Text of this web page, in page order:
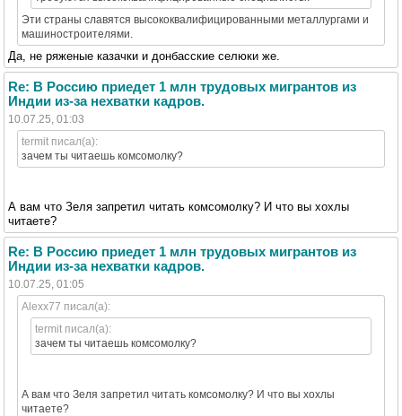
Эти страны славятся высококвалифицированными металлургами и
машиностроителями.
Да, не ряженые казачки и донбасские селюки же.
Re: В Россию приедет 1 млн трудовых мигрантов из
Индии из-за нехватки кадров.
10.07.25, 01:03
termit писал(а):
зачем ты читаешь комсомолку?
А вам что Зеля запретил читать комсомолку? И что вы хохлы
читаете?
Re: В Россию приедет 1 млн трудовых мигрантов из
Индии из-за нехватки кадров.
10.07.25, 01:05
Alexx77 писал(а):
termit писал(а):
зачем ты читаешь комсомолку?
А вам что Зеля запретил читать комсомолку? И что вы хохлы
читаете?